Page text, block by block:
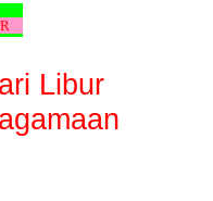
Libur